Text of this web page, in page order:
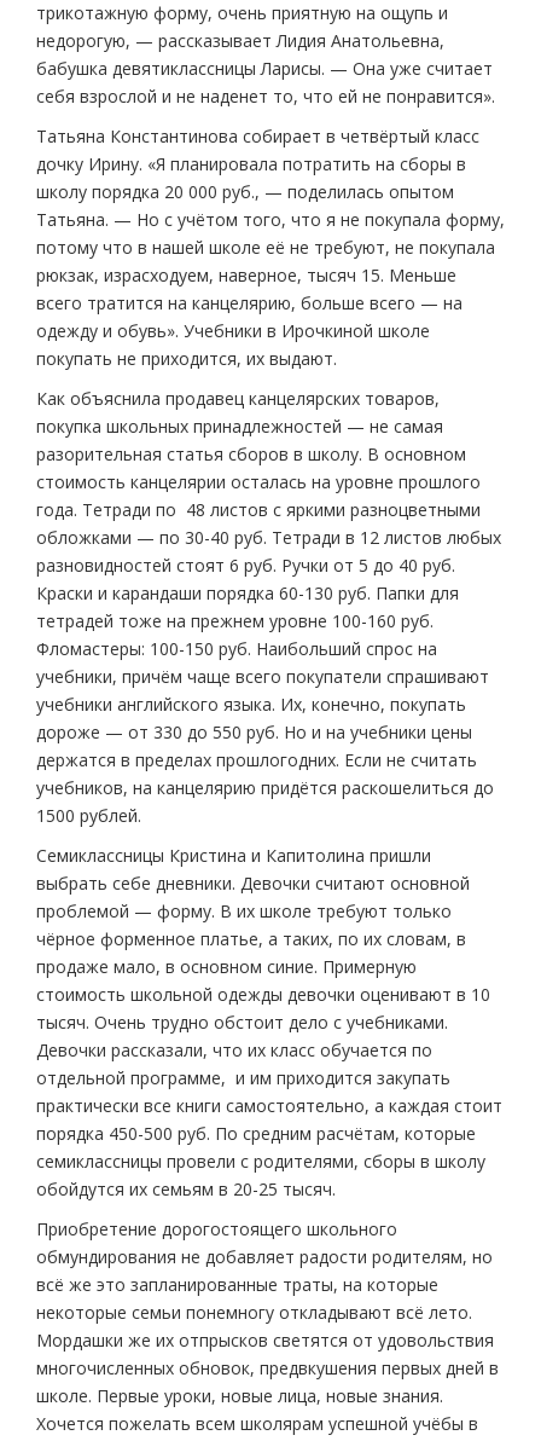
трикотажную форму, очень приятную на ощупь и
недорогую, — рассказывает Лидия Анатольевна,
бабушка девятиклассницы Ларисы. — Она уже считает
себя взрослой и не наденет то, что ей не понравится».
Татьяна Константинова собирает в четвёртый класс
дочку Ирину. «Я планировала потратить на сборы в
школу порядка 20 000 руб., — поделилась опытом
Татьяна. — Но с учётом того, что я не покупала форму,
потому что в нашей школе её не требуют, не покупала
рюкзак, израсходуем, наверное, тысяч 15. Меньше
всего тратится на канцелярию, больше всего — на
одежду и обувь». Учебники в Ирочкиной школе
покупать не приходится, их выдают.
Как объяснила продавец канцелярских товаров,
покупка школьных принадлежностей — не самая
разорительная статья сборов в школу. В основном
стоимость канцелярии осталась на уровне прошлого
года. Тетради по 48 листов с яркими разноцветными
обложками — по 30-40 руб. Тетради в 12 листов любых
разновидностей стоят 6 руб. Ручки от 5 до 40 руб.
Краски и карандаши порядка 60-130 руб. Папки для
тетрадей тоже на прежнем уровне 100-160 руб.
Фломастеры: 100-150 руб. Наибольший спрос на
учебники, причём чаще всего покупатели спрашивают
учебники английского языка. Их, конечно, покупать
дороже — от 330 до 550 руб. Но и на учебники цены
держатся в пределах прошлогодних. Если не считать
учебников, на канцелярию придётся раскошелиться до
1500 рублей.
Семиклассницы Кристина и Капитолина пришли
выбрать себе дневники. Девочки считают основной
проблемой — форму. В их школе требуют только
чёрное форменное платье, а таких, по их словам, в
продаже мало, в основном синие. Примерную
стоимость школьной одежды девочки оценивают в 10
тысяч. Очень трудно обстоит дело с учебниками.
Девочки рассказали, что их класс обучается по
отдельной программе, и им приходится закупать
практически все книги самостоятельно, а каждая стоит
порядка 450-500 руб. По средним расчётам, которые
семиклассницы провели с родителями, сборы в школу
обойдутся их семьям в 20-25 тысяч.
Приобретение дорогостоящего школьного
обмундирования не добавляет радости родителям, но
всё же это запланированные траты, на которые
некоторые семьи понемногу откладывают всё лето.
Мордашки же их отпрысков светятся от удовольствия
многочисленных обновок, предвкушения первых дней в
школе. Первые уроки, новые лица, новые знания.
Хочется пожелать всем школярам успешной учёбы в